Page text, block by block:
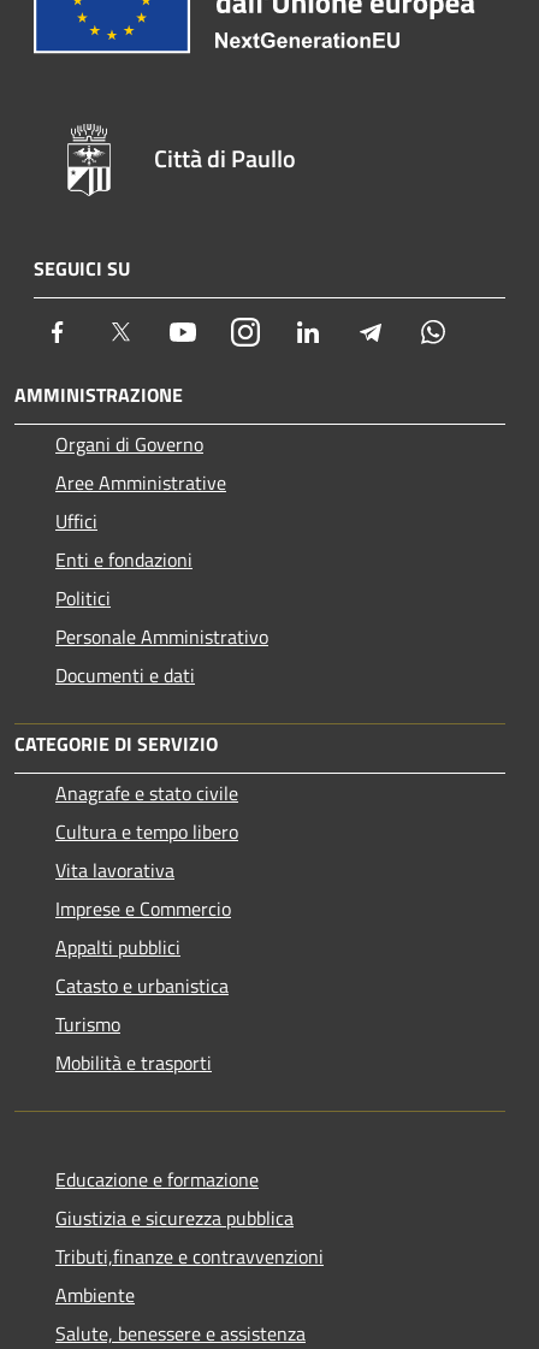
Città di Paullo
SEGUICI SU
Facebook Twitter YoutubeInstagram LinkedIn Telegram
AMMINISTRAZIONE
Organi di Governo
Aree Amministrative
Uffici
Enti e fondazioni
Politici
Personale Amministrativo
Documenti e dati
CATEGORIE DI SERVIZIO
Anagrafe e stato civile
Cultura e tempo libero
Vita lavorativa
Imprese e Commercio
Appalti pubblici
Catasto e urbanistica
Turismo
Mobilità e trasporti
Educazione e formazione
Giustizia e sicurezza pubblica
Tributi,finanze e contravvenzioni
Ambiente
Salute, benessere e assistenza